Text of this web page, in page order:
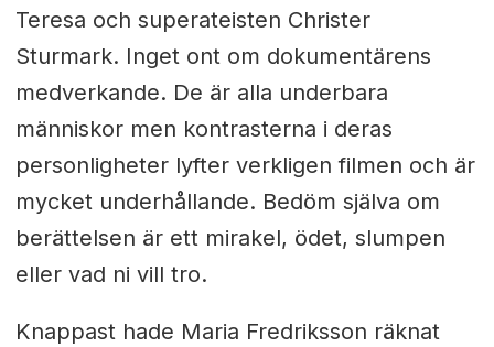
Teresa och superateisten Christer
Sturmark. Inget ont om dokumentärens
medverkande. De är alla underbara
människor men kontrasterna i deras
personligheter lyfter verkligen filmen och är
mycket underhållande. Bedöm själva om
berättelsen är ett mirakel, ödet, slumpen
eller vad ni vill tro.
Knappast hade Maria Fredriksson räknat